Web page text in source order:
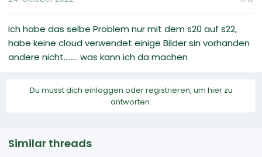
Ich habe das selbe Problem nur mit dem s20 auf s22,
habe keine cloud verwendet einige Bilder sin vorhanden
andere nicht........ was kann ich da machen
Du musst dich einloggen oder registrieren, um hier zu
antworten.
Similar threads